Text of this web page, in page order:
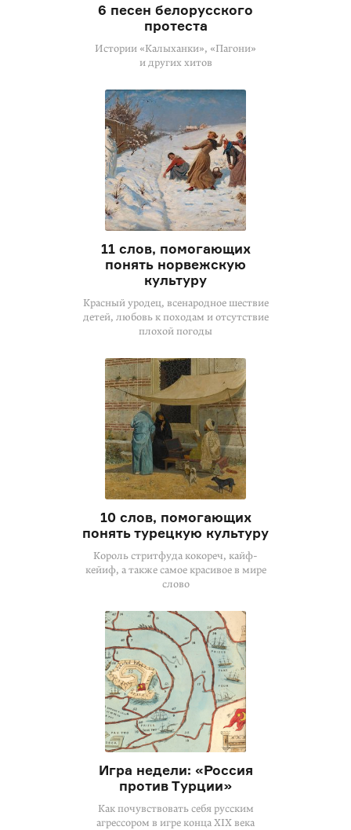
6 песен белорусского
протеста
Истории «Калыханки», «Пагони»
и других хитов
11 слов, помогающих
понять норвежскую
культуру
Красный уродец, всенародное шествие
детей, любовь к походам и отсутствие
плохой погоды
10 слов, помогающих
понять турецкую культуру
Король стритфуда кокореч, кайф-
кейиф, а также самое красивое в мире
слово
Игра недели: «Россия
против Турции»
Как почувствовать себя русским
агрессором в игре конца XIX века